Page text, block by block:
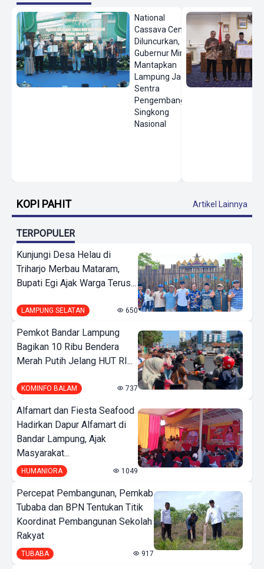
National
Cassava Center
Diluncurkan,
Gubernur Mirza
Mantapkan
Lampung Jadi
Sentra
Pengembangan
Singkong
Nasional
KOPI PAHIT Artikel Lainnya
TERPOPULER
Kunjungi Desa Helau di
Triharjo Merbau Mataram,
Bupati Egi Ajak Warga Terus...
LAMPUNG SELATAN 650
Pemkot Bandar Lampung
Bagikan 10 Ribu Bendera
Merah Putih Jelang HUT RI...
KOMINFO BALAM 737
Alfamart dan Fiesta Seafood
Hadirkan Dapur Alfamart di
Bandar Lampung, Ajak
Masyarakat...
HUMANIORA 1049
Percepat Pembangunan, Pemkab
Tubaba dan BPN Tentukan Titik
Koordinat Pembangunan Sekolah
Rakyat
TUBABA 917